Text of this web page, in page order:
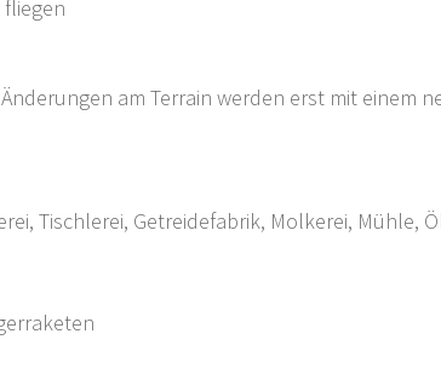
am Terrain werden erst mit einem
Tischlerei, Getreidefabrik, Molkerei, Mühle,